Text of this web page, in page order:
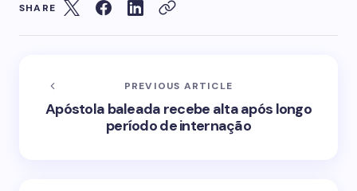
SHARE
PREVIOUS ARTICLE
Apóstola baleada recebe alta após longo
período de internação